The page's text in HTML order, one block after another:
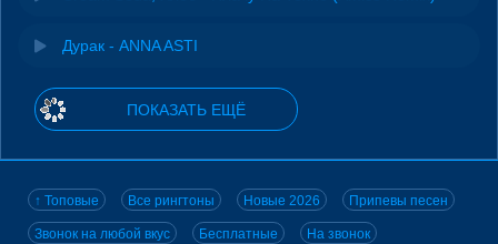
Дурак - ANNA ASTI
ПОКАЗАТЬ ЕЩЁ
↑ Топовые Все рингтоны Новые 2026 Припевы песен
Звонок на любой вкус Бесплатные На звонок